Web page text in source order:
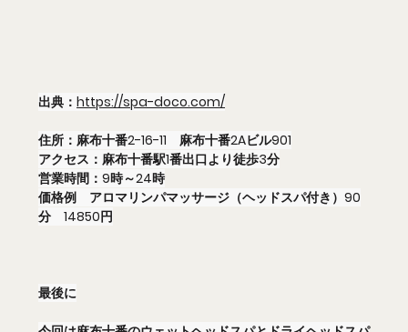
出典： https://spa-doco.com/
住所：麻布十番2-16-11　麻布十番2Aビル901
アクセス：麻布十番駅1番出口より徒歩3分
営業時間：9時～24時
価格例　アロマリンパマッサージ（ヘッドスパ付き）90
分　14850円
最後に